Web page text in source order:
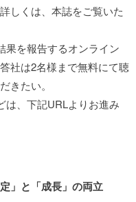
しくは、本誌をご覧いた
を報告するオンライン
社は2名様まで無料にて聴
きたい。
、下記URLよりお進み
」と「成長」の両立